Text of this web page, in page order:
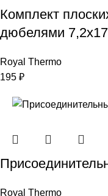
Комплект
дюбелями
Royal Thermo
195 ₽
Royal Thermo